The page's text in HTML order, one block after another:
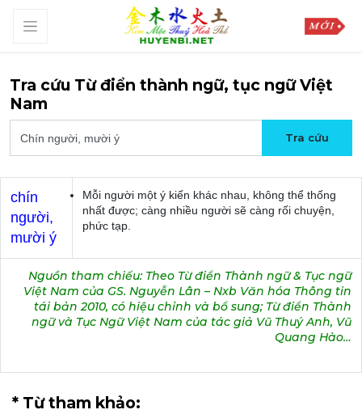
Tra cứu Từ điển thành ngữ, tục ngữ Việt
Nam
chín
người,
mười ý
Mỗi người một ý kiến khác nhau, không thể thống
nhất được; càng nhiều người sẽ càng rối chuyện,
phức tạp.
Nguồn tham chiếu: Theo Từ điển Thành ngữ & Tục ngữ
Việt Nam của GS. Nguyễn Lân – Nxb Văn hóa Thông tin
tái bản 2010, có hiệu chỉnh và bổ sung; Từ điển Thành
ngữ và Tục Ngữ Việt Nam của tác giả Vũ Thuý Anh, Vũ
Quang Hào…
* Từ tham khảo: